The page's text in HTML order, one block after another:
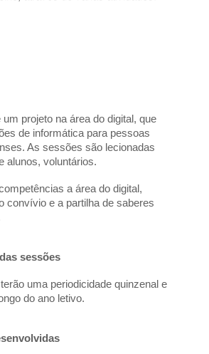
projeto na área do digital, que
de informática para pessoas
As sessões são lecionadas
alunos, voluntários.
a área do digital,
convívio e a partilha de saberes
sessões
uma periodicidade quinzenal e
do ano letivo.